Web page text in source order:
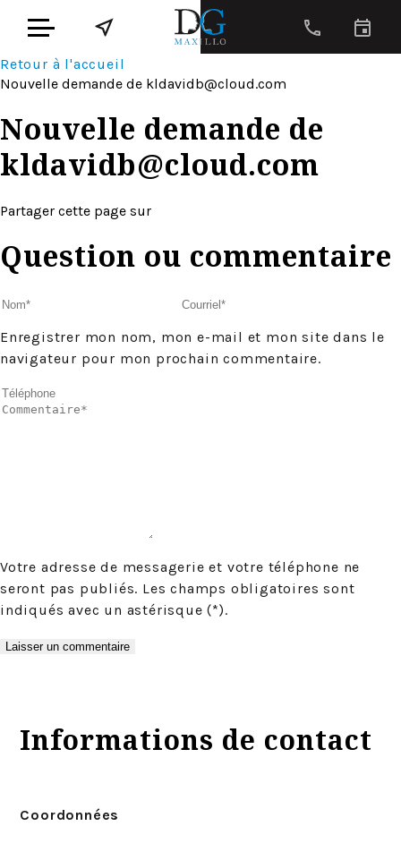
Retour à l'accueil
Nouvelle demande de kldavidb@cloud.com
Nouvelle demande de
kldavidb@cloud.com
Partager cette page sur
Question ou commentaire
Enregistrer mon nom, mon e-mail et mon site dans le
navigateur pour mon prochain commentaire.
Votre adresse de messagerie et votre téléphone ne
seront pas publiés. Les champs obligatoires sont
indiqués avec un astérisque (*).
Informations de contact
Coordonnées